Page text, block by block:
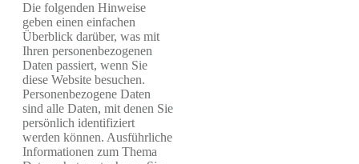
Die folgenden Hinweise
geben einen einfachen
Überblick darüber, was mit
Ihren personenbezogenen
Daten passiert, wenn Sie
diese Website besuchen.
Personenbezogene Daten
sind alle Daten, mit denen Sie
persönlich identifiziert
werden können. Ausführliche
Informationen zum Thema